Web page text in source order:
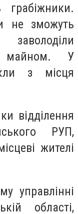
не зможуть
майном. У
з місця
відділення
РУП,
жителі
управлінні
області,